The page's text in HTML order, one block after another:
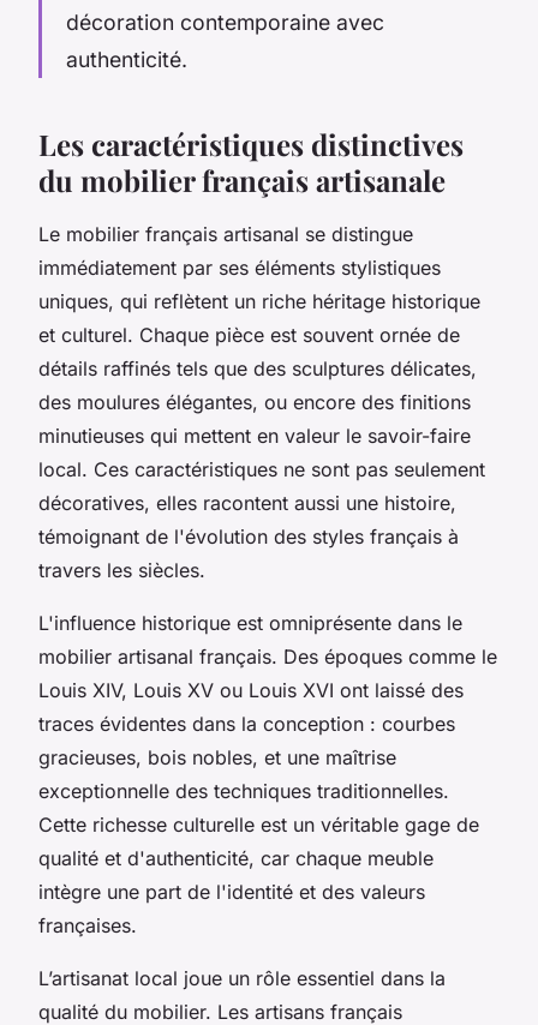
décoration contemporaine avec
authenticité.
Les caractéristiques distinctives
du mobilier français artisanale
Le mobilier français artisanal se distingue
immédiatement par ses éléments stylistiques
uniques, qui reflètent un riche héritage historique
et culturel. Chaque pièce est souvent ornée de
détails raffinés tels que des sculptures délicates,
des moulures élégantes, ou encore des finitions
minutieuses qui mettent en valeur le savoir-faire
local. Ces caractéristiques ne sont pas seulement
décoratives, elles racontent aussi une histoire,
témoignant de l'évolution des styles français à
travers les siècles.
L'influence historique est omniprésente dans le
mobilier artisanal français. Des époques comme le
Louis XIV, Louis XV ou Louis XVI ont laissé des
traces évidentes dans la conception : courbes
gracieuses, bois nobles, et une maîtrise
exceptionnelle des techniques traditionnelles.
Cette richesse culturelle est un véritable gage de
qualité et d'authenticité, car chaque meuble
intègre une part de l'identité et des valeurs
françaises.
L’artisanat local joue un rôle essentiel dans la
qualité du mobilier. Les artisans français